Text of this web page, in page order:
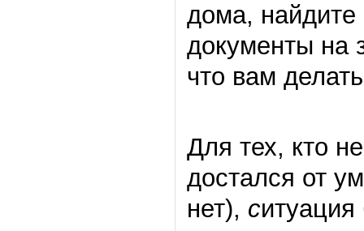
дома,
документы на
что вам
Для тех, кто
достался от
нет), с